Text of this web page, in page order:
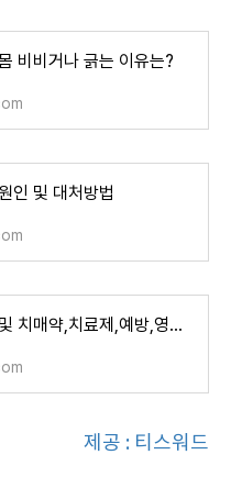
비비거나 긁는 이유는?
인 및 대처방법
강아지 치매증상 및 치매약,치료제,예방,영양제
제공 : 티스워드